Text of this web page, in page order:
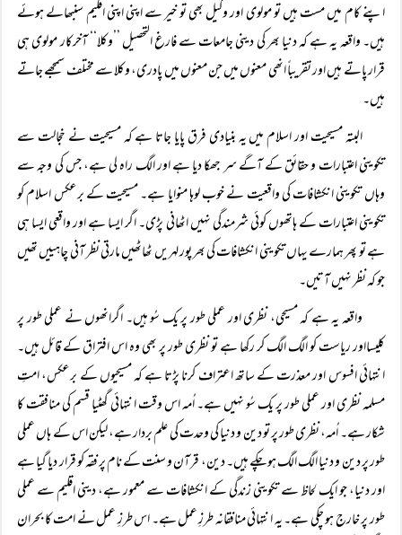
اپنے کام میں مست ہیں تو مولوی اور وکیل بھی تو خیر سے اپنی اپنی اقلیم سنبھالے ہوئے
ہیں۔ واقعہ یہ ہے کہ دنیا بھر کی دینی جامعات سے فارغ التحصیل ’’وکلا‘‘ آخرکار مولوی ہی
قرار پاتے ہیں اور تقریباً انھی معنوں میں جن معنوں میں پادری، وکلا سے مختلف سمجھے جاتے
ہیں۔
البتہ مسیحیت اور اسلام میں یہ بنیادی فرق پایا جاتا ہے کہ مسیحیت نے خجالت سے
تکوینی اعتبارات و حقائق کے آگے سر جھکا دیا ہے اور الگ راہ لی ہے، جس کی وجہ سے
وہاں تکوینی انکشافات کی واقعیت نے خوب لوہا منوایا ہے۔ مسیحیت کے برعکس اسلام کو
تکوینی اعتبارات کے ہاتھوں کوئی شرمندگی نہیں اٹھانی پڑی۔ اگر ایسا ہے اور واقعی ایسا ہی
ہے تو پھر ہمارے یہاں تکوینی انکشافات کی بھر پور لہریں ٹھاٹھیں مارتی نظر آنی چاہییں تھیں
جو کہ نظر نہیں آتیں۔
واقعہ یہ ہے کہ مسیحی، نظری اور عملی طور پر یک سُو ہیں۔ اگرانھوں نے عملی طور پر
کلیسااور ریاست کو الگ الگ کر رکھا ہے تو نظری طور پر بھی وہ اس افتراق کے قائل ہیں۔
انتہائی افسوس اور معذرت کے ساتھ اعتراف کرنا پڑتا ہے کہ مسیحیوں کے برعکس، امتِ
مسلمہ نظری اور عملی طور پر یک سُو نہیں ہے۔ اُمہ اس وقت انتہائی گھٹیا قسم کی منافقت کا
شکار ہے۔ اُمہ، نظری طور پر تو دین و دنیا کی وحدت کی علم بردار ہے، لیکن اس کے ہاں عملی
طور پر دین و دنیا الگ الگ ہو چکے ہیں۔ دین، قرآن و سنت کے نام پر فقہ کو قرار دیا گیا ہے
اور دنیا، جو ایک لحاظ سے تکوینی زندگی کے انکشافات سے معمور ہے، دینی اقلیم سے عملی
طور پر خارج ہو چکی ہے۔ یہ انتہائی منافقانہ طرزِ عمل ہے۔ اس طرزِ عمل نے امت کا بحران